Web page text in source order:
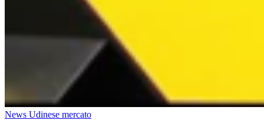
News Udinese mercato